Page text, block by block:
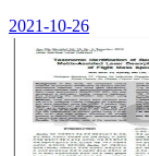
2021-10-26